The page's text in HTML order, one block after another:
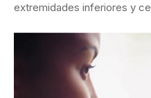
extremidades inferiores y